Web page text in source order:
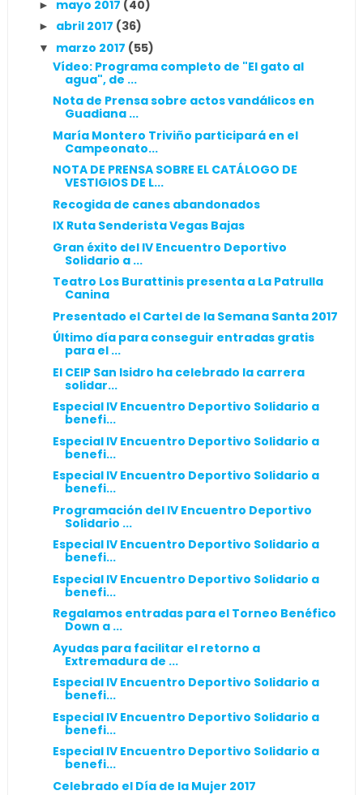
► mayo 2017 (40)
► abril 2017 (36)
▼ marzo 2017 (55)
Vídeo: Programa completo de "El gato al
agua", de ...
Nota de Prensa sobre actos vandálicos en
Guadiana ...
María Montero Triviño participará en el
Campeonato...
NOTA DE PRENSA SOBRE EL CATÁLOGO DE
VESTIGIOS DE L...
Recogida de canes abandonados
IX Ruta Senderista Vegas Bajas
Gran éxito del IV Encuentro Deportivo
Solidario a ...
Teatro Los Burattinis presenta a La Patrulla
Canina
Presentado el Cartel de la Semana Santa 2017
Último día para conseguir entradas gratis
para el ...
El CEIP San Isidro ha celebrado la carrera
solidar...
Especial IV Encuentro Deportivo Solidario a
benefi...
Especial IV Encuentro Deportivo Solidario a
benefi...
Especial IV Encuentro Deportivo Solidario a
benefi...
Programación del IV Encuentro Deportivo
Solidario ...
Especial IV Encuentro Deportivo Solidario a
benefi...
Especial IV Encuentro Deportivo Solidario a
benefi...
Regalamos entradas para el Torneo Benéfico
Down a ...
Ayudas para facilitar el retorno a
Extremadura de ...
Especial IV Encuentro Deportivo Solidario a
benefi...
Especial IV Encuentro Deportivo Solidario a
benefi...
Especial IV Encuentro Deportivo Solidario a
benefi...
Celebrado el Día de la Mujer 2017